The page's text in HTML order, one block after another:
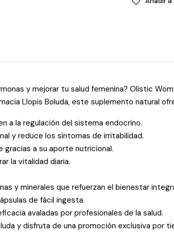
y mejorar tu salud femenina? Olistic
Llopis Boluda, este suplemento natural
a la regulación del sistema endocrino.
y reduce los síntomas de irritabilidad.
gracias a su aporte nutricional.
la vitalidad diaria.
y minerales que refuerzan el bienestar
de fácil ingesta.
avaladas por profesionales de la salud.
y disfruta de una promoción exclusiva por